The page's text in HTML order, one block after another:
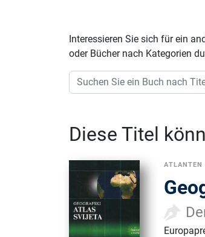
Interessieren Sie sich für ein
oder Bücher nach Kategorien
Diese Titel
ATLANTEN